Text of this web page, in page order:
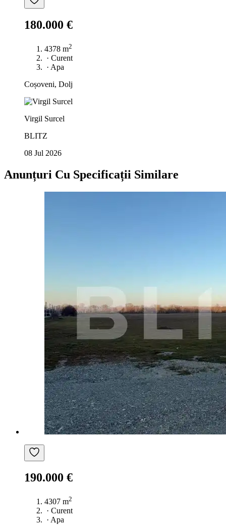
180.000 €
4378 m2
· Curent
· Apa
Coșoveni, Dolj
Virgil Surcel
BLITZ
08 Jul 2026
Anunțuri Cu Specificații Similare
190.000 €
4307 m2
· Curent
· Apa